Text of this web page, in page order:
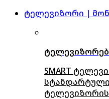
ტელევიზორი |
SMART
ტელევიზორის